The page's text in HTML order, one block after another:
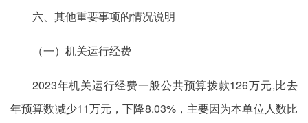
六、其他重要事项的情况说明
（一）机关运行经费
2023年机关运行经费一般公共预算拨款126万元,比去
年预算数减少11万元，下降8.03%，主要因为本单位人数比